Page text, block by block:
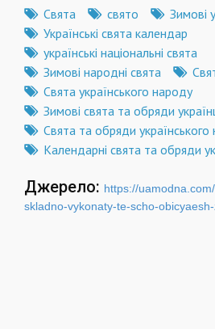
Свята свято
Зимові
Українські свята календар
українські національні свята
Зимові народні свята
Свята українського народу
Зимові свята та обряди
Свята та обряди
Календарні свята та обряди
Джерело: https://
skladno-vykonaty-te-scho-